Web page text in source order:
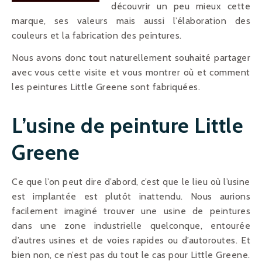
découvrir un peu mieux cette
marque, ses valeurs mais aussi l’élaboration des
couleurs et la fabrication des peintures.
Nous avons donc tout naturellement souhaité partager
avec vous cette visite et vous montrer où et comment
les peintures Little Greene sont fabriquées.
L’usine de peinture Little
Greene
Ce que l’on peut dire d’abord, c’est que le lieu où l’usine
est implantée est plutôt inattendu. Nous aurions
facilement imaginé trouver une usine de peintures
dans une zone industrielle quelconque, entourée
d’autres usines et de voies rapides ou d’autoroutes. Et
bien non, ce n’est pas du tout le cas pour Little Greene.